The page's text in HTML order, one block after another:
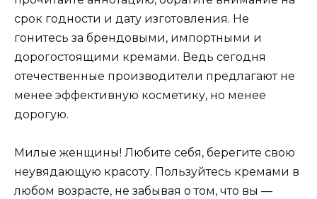
срок годности и дату изготовления. Не
гонитесь за брендовыми, импортными и
дорогостоящими кремами. Ведь сегодня
отечественные производители предлагают не
менее эффективную косметику, но менее
дорогую.
Милые женщины! Любите себя, берегите свою
неувядающую красоту. Пользуйтесь кремами в
любом возрасте, не забывая о том, что вы —